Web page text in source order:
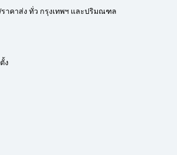
าคาส่ง ทั่ว กรุงเทพฯ และปริมณฑล
ง